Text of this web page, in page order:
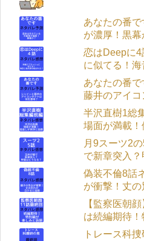
あなたの番
が濃厚！黒幕
恋はDeepに4
に似てる！
あなたの番
藤井のアイコ
半沢直樹1総
場面が満載
月9スーツ2
で新章突入？
偽装不倫8話
が衝撃！丈
【監察医朝
は続編期待
トレース科